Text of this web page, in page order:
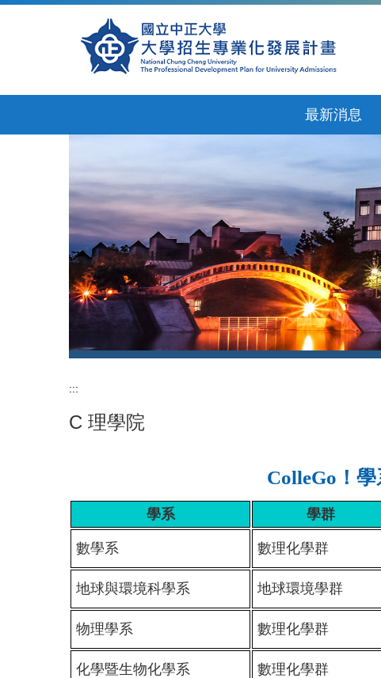
容
最新消息
來源：國立中正大學教務處網站
:::
C 理學院
ColleGo！學系
學系 學群
數學系 數理化學群
地球與環境科學系 地球環境學群
物理學系 數理化學群
化學暨生物化學系 數理化學群